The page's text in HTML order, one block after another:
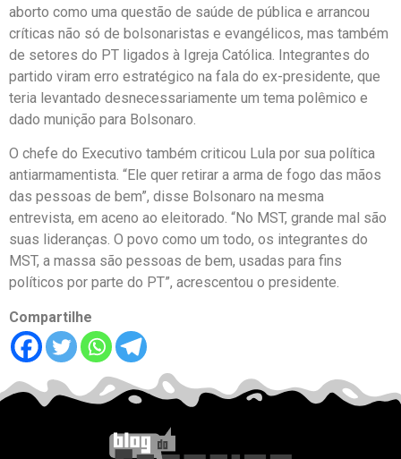
aborto como uma questão de saúde de pública e arrancou
críticas não só de bolsonaristas e evangélicos, mas também
de setores do PT ligados à Igreja Católica. Integrantes do
partido viram erro estratégico na fala do ex-presidente, que
teria levantado desnecessariamente um tema polêmico e
dado munição para Bolsonaro.
O chefe do Executivo também criticou Lula por sua política
antiarmamentista. “Ele quer retirar a arma de fogo das mãos
das pessoas de bem”, disse Bolsonaro na mesma
entrevista, em aceno ao eleitorado. “No MST, grande mal são
suas lideranças. O povo como um todo, os integrantes do
MST, a massa são pessoas de bem, usadas para fins
políticos por parte do PT”, acrescentou o presidente.
Compartilhe